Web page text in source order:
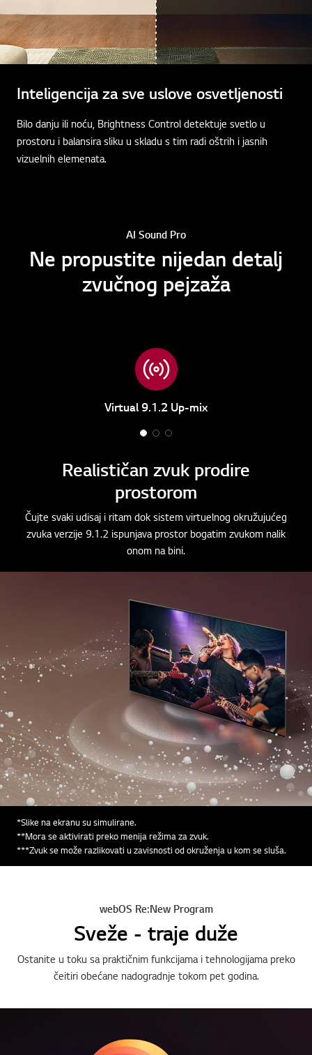
Inteligencija za sve uslove osvetljenosti
Bilo danju ili noću, Brightness Control detektuje svetlo u
prostoru i balansira sliku u skladu s tim radi oštrih i jasnih
vizuelnih elemenata.
AI Sound Pro
Ne propustite nijedan detalj
zvučnog pejzaža
Virtual 9.1.2 Up-mix
1
f
2
f
3
f
Realističan zvuk prodire
prostorom
Čujte svaki udisaj i ritam dok sistem virtuelnog okružujućeg
zvuka verzije 9.1.2 ispunjava prostor bogatim zvukom nalik
onom na bini.
*Slike na ekranu su simulirane.
**Mora se aktivirati preko menija režima za zvuk.
***Zvuk se može razlikovati u zavisnosti od okruženja u kom se sluša.
webOS Re:New Program
Sveže - traje duže
Ostanite u toku sa praktičnim funkcijama i tehnologijama preko
čeitiri obećane nadogradnje tokom pet godina.